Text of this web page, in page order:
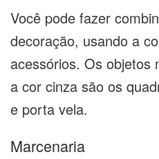
Você pode fazer
decoração, usando a
acessórios. Os objetos
a cor cinza são os
e porta vela.
Marcenaria